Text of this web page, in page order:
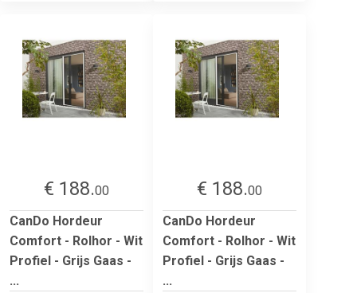
€ 188.00
CanDo Hordeur
Comfort - Rolhor - Wit
Profiel - Grijs Gaas -
...
€ 188.00
CanDo Hordeur
Comfort - Rolhor - Wit
Profiel - Grijs Gaas -
...